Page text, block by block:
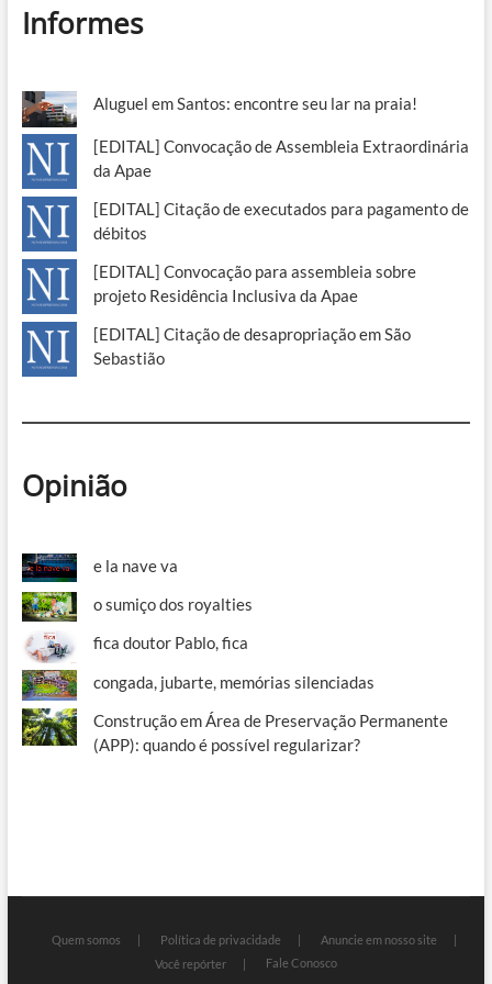
Informes
Aluguel em Santos: encontre seu lar na praia!
[EDITAL] Convocação de Assembleia Extraordinária
da Apae
[EDITAL] Citação de executados para pagamento de
débitos
[EDITAL] Convocação para assembleia sobre
projeto Residência Inclusiva da Apae
[EDITAL] Citação de desapropriação em São
Sebastião
Opinião
e la nave va
o sumiço dos royalties
fica doutor Pablo, fica
congada, jubarte, memórias silenciadas
Construção em Área de Preservação Permanente
(APP): quando é possível regularizar?
Quem somos Política de privacidade
Anuncie em nosso site
Você repórter
Fale Conosco